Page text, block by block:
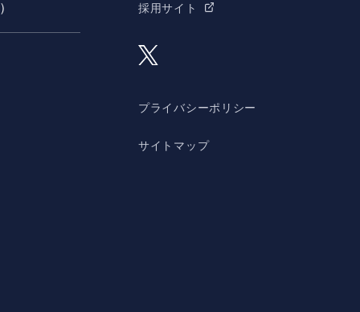
採用サイト
プライバシーポリシー
サイトマップ